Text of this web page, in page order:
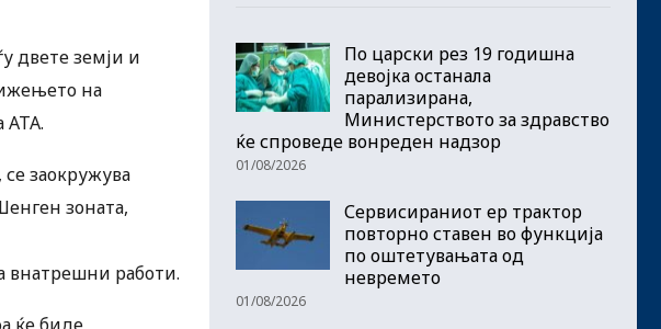
двете земји и
на
АТА.
заокружува
зоната,
внатрешни работи.
По царски рез 19 годишна
девојка останала
парализирана,
Министерството за здравство
ќе спроведе вонреден надзор
01/08/2026
Сервисираниот ер трактор
повторно ставен во функција
по оштетувањата од
невремето
01/08/2026